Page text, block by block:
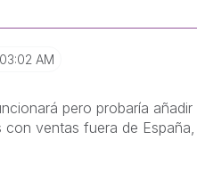
03:02 AM
pero probaría añadir
ventas fuera de